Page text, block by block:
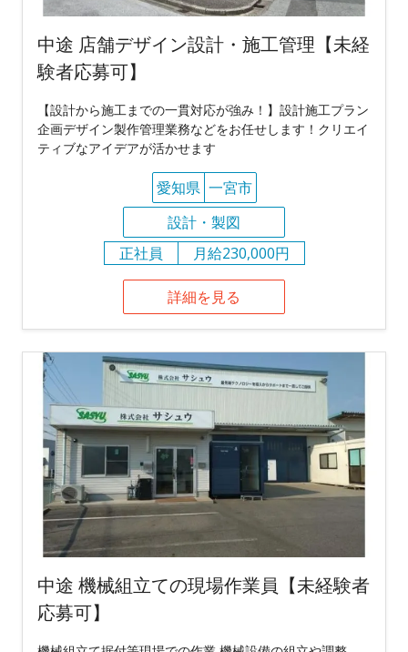
中途 店舗デザイン設計・施工管理【未経
験者応募可】
【設計から施工までの一貫対応が強み！】設計施工プラン
企画デザイン製作管理業務などをお任せします！クリエイ
ティブなアイデアが活かせます
愛知県 一宮市
設計・製図
正社員
月給230,000円
詳細を見る
中途 機械組立ての現場作業員【未経験者
応募可】